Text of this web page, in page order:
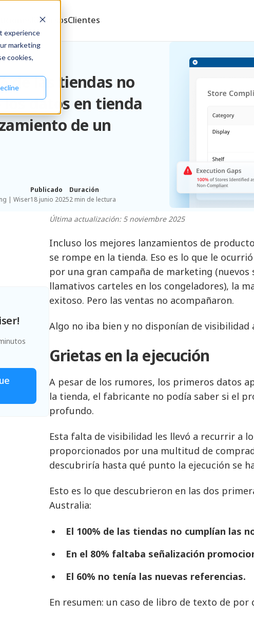
experience
marketing
cookies,
RecursosClientes
de las tiendas no
datos en tienda
de un
| Wiser
Publicado
18 junio 2025
Duración
2 min de lectura
Última actualización: 5 noviembre 2025
Incluso los mejores lanzamientos de
se rompe en la tienda. Eso es lo que le
por una gran campaña de marketing
llamativos carteles en los congeladores), la
exitoso. Pero las ventas no acompañaron.
Algo no iba bien y no disponían de
Grietas en la ejecución
A pesar de los rumores, los primeros datos
la tienda, el fabricante no podía saber si el
profundo.
Esta falta de visibilidad les llevó a recurrir a
proporcionados por una multitud de
descubriría hasta qué punto la ejecución se
Esto es lo que descubrieron en las dos
Australia:
El 100% de las tiendas no cumplían las
En el 80% faltaba señalización
El 60% no tenía las nuevas referencias.
En resumen: un caso de libro de texto de